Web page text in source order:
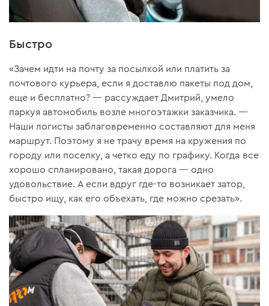
Быстро
«Зачем идти на почту за посылкой или платить за
почтового курьера, если я доставлю пакеты под дом,
еще и бесплатно? — рассуждает Дмитрий, умело
паркуя автомобиль возле многоэтажки заказчика. —
Наши логисты заблаговременно составляют для меня
маршрут. Поэтому я не трачу время на кружения по
городу или поселку, а четко еду по графику. Когда все
хорошо спланировано, такая дорога — одно
удовольствие. А если вдруг где-то возникает затор,
быстро ищу, как его объехать, где можно срезать».